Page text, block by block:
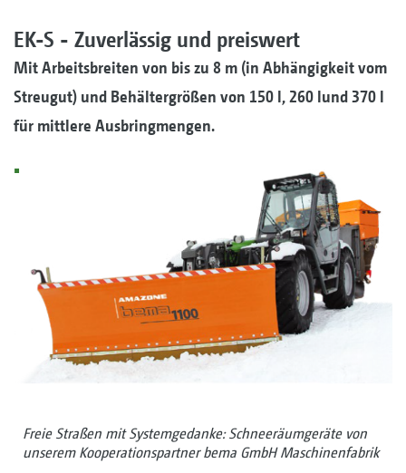
EK-S - Zuverlässig und preiswert
Mit Arbeitsbreiten von bis zu 8 m (in Abhängigkeit vom
Streugut) und Behältergrößen von 150 l, 260 lund 370 l
für mittlere Ausbringmengen.
Freie Straßen mit Systemgedanke: Schneeräumgeräte von
unserem Kooperationspartner bema GmbH Maschinenfabrik